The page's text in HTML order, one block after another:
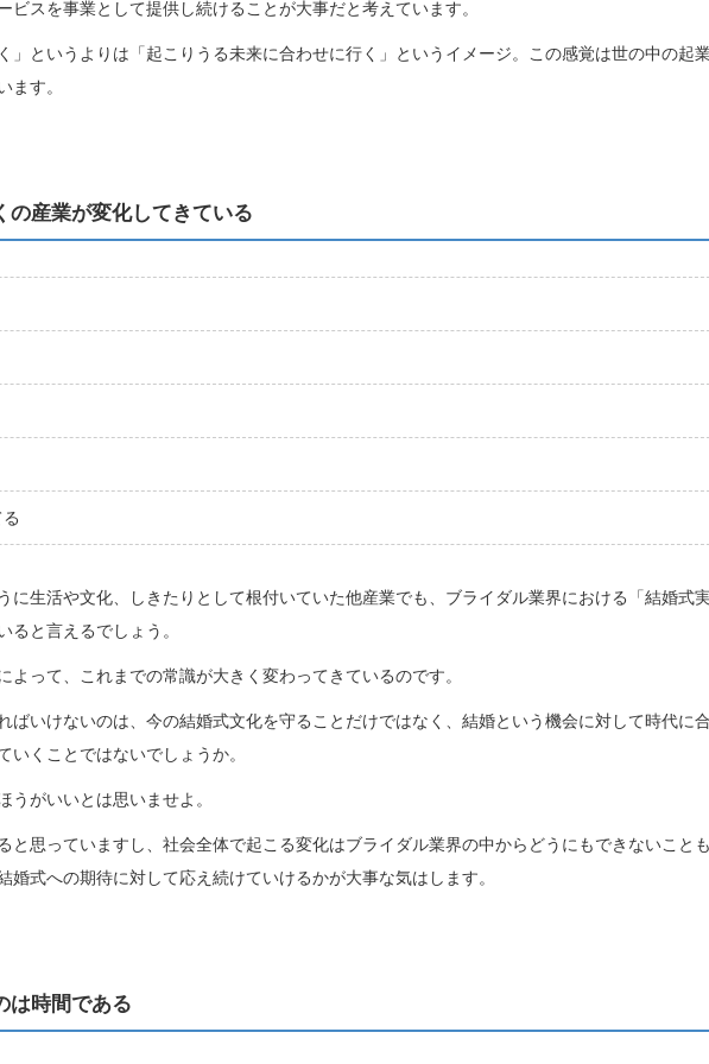
ビスを事業として提供し続けることが大事だと考えています。
」というよりは「起こりうる未来に合わせに行く」というイメージ。この感覚は世の中の起
ます。
の産業が変化してきている
に生活や文化、しきたりとして根付いていた他産業でも、ブライダル業界における「結婚式
ると言えるでしょう。
よって、これまでの常識が大きく変わってきているのです。
ばいけないのは、今の結婚式文化を守ることだけではなく、結婚という機会に対して時代に
いくことではないでしょうか。
うがいいとは思いませよ。
と思っていますし、社会全体で起こる変化はブライダル業界の中からどうにもできないこと
婚式への期待に対して応え続けていけるかが大事な気はします。
は時間である